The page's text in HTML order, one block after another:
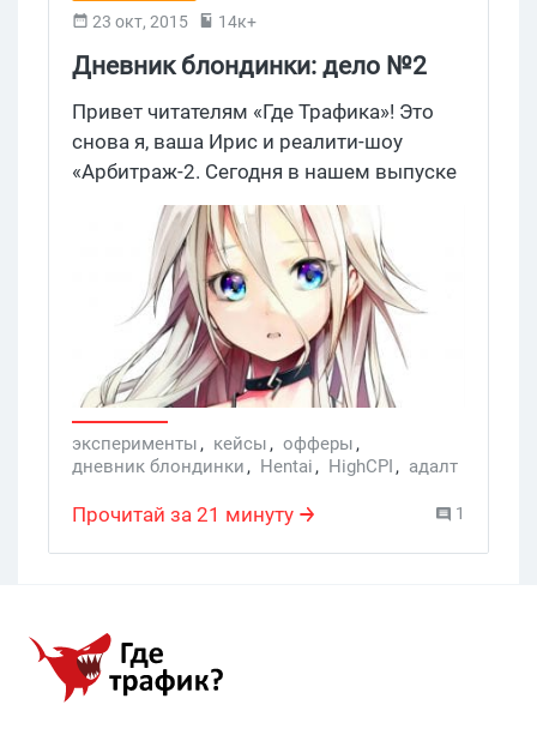
23 окт, 2015 14к+
Дневник блондинки: дело №2
Привет читателям «Где Трафика»! Это
снова я, ваша Ирис и реалити-шоу
«Арбитраж-2. Сегодня в нашем выпуске
– как я лила на хентайную порнуху с
Instagram, Twitter и Tumblr и что из этого
вышло. Вышло, прямо скажу, хреново.
Но меня заставили писать без прикрас,
все как есть, поэтому let’s start!
эксперименты, кейсы, офферы,
дневник блондинки, Hentai, HighCPI, адалт
Прочитай за 21 минуту 1